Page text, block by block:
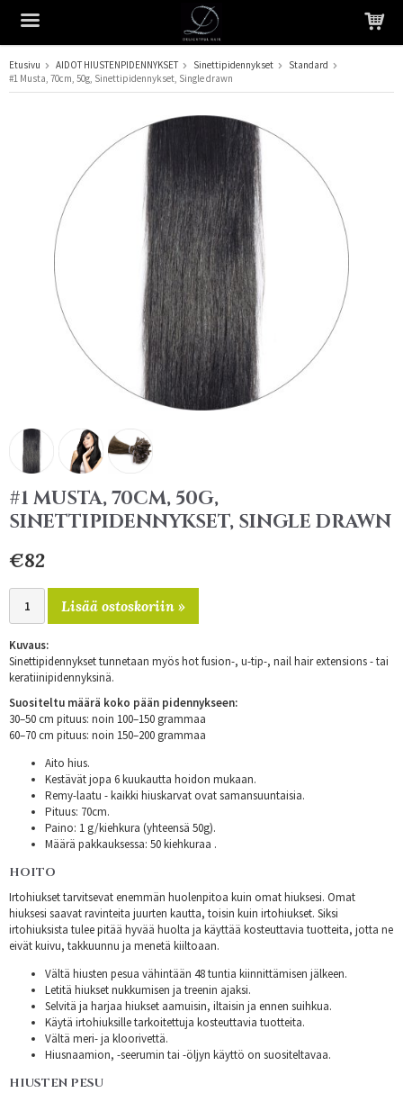
Tuote on lisätty ostoskoriin
Etusivu AIDOT HIUSTENPIDENNYKSET Sinettipidennykset
Standard
#1 Musta, 70cm, 50g, Sinettipidennykset, Single drawn
#1 MUSTA, 70CM, 50G,
SINETTIPIDENNYKSET, SINGLE DRAWN
€82
Lisää ostoskoriin »
Kuvaus:
Sinettipidennykset tunnetaan myös hot fusion-, u-tip-, nail hair extensions - tai
keratiinipidennyksinä.
Suositeltu määrä koko pään pidennykseen:
30–50 cm pituus: noin 100–150 grammaa
60–70 cm pituus: noin 150–200 grammaa
Aito hius.
Kestävät jopa 6 kuukautta hoidon mukaan.
Remy-laatu - kaikki hiuskarvat ovat samansuuntaisia.
Pituus: 70cm.
Paino: 1 g/kiehkura (yhteensä 50g).
Määrä pakkauksessa: 50 kiehkuraa .
HOITO
Irtohiukset tarvitsevat enemmän huolenpitoa kuin omat hiuksesi. Omat
hiuksesi saavat ravinteita juurten kautta, toisin kuin irtohiukset. Siksi
irtohiuksista tulee pitää hyvää huolta ja käyttää kosteuttavia tuotteita, jotta ne
eivät kuivu, takkuunnu ja menetä kiiltoaan.
Vältä hiusten pesua vähintään 48 tuntia kiinnittämisen jälkeen.
Letitä hiukset nukkumisen ja treenin ajaksi.
Selvitä ja harjaa hiukset aamuisin, iltaisin ja ennen suihkua.
Käytä irtohiuksille tarkoitettuja kosteuttavia tuotteita.
Vältä meri- ja kloorivettä.
Hiusnaamion, -seerumin tai -öljyn käyttö on suositeltavaa.
HIUSTEN PESU